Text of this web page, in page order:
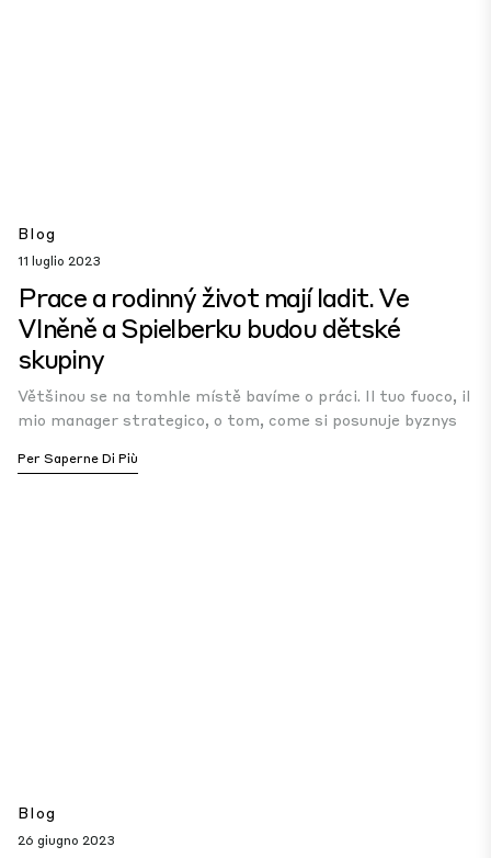
Blog
11 luglio 2023
Prace a rodinný život mají ladit. Ve
Vlněně a Spielberku budou dětské
skupiny
Většinou se na tomhle místě bavíme o práci. Il tuo fuoco, il
mio manager strategico, o tom, come si posunuje byznys
Per Saperne Di Più
Blog
26 giugno 2023